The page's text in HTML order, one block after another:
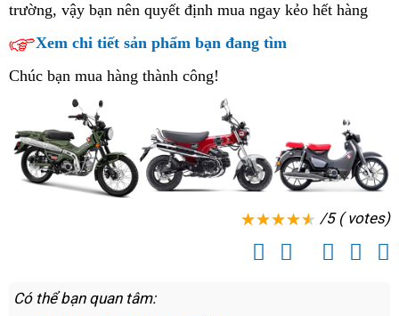
2023
năm
2023
lượng
tốt
ABS
nhập
chất
tốt
năm
2023
lý
trường, theo
yêu
vậy bạn nên Honda
CT125
nhập
chất
lượng
tốt
quyết định mua ngay kẻo hết hàng
Xem chi tiết sản phẩm bạn đang tìm
Chúc bạn mua hàng thành công!
/5 ( votes)
Có thể bạn quan tâm: